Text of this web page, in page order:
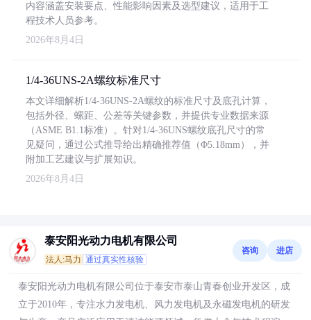
内容涵盖安装要点、性能影响因素及选型建议，适用于工
程技术人员参考。
2026年8月4日
1/4-36UNS-2A螺纹标准尺寸
本文详细解析1/4-36UNS-2A螺纹的标准尺寸及底孔计算，
包括外径、螺距、公差等关键参数，并提供专业数据来源
（ASME B1.1标准）。针对1/4-36UNS螺纹底孔尺寸的常
见疑问，通过公式推导给出精确推荐值（Φ5.18mm），并
附加工艺建议与扩展知识。
2026年8月4日
泰安阳光动力电机有限公司
法人:马力 通过真实性核验
咨询 进店
泰安阳光动力电机有限公司位于泰安市泰山青春创业开发区，成
立于2010年，专注水力发电机、风力发电机及永磁发电机的研发